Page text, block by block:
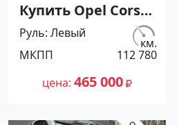
Купить Opel Corsa
'2002 МКПП
(1200/75 л.с.)
Бензин инжектор
Мирный цвет
Синий Хетчбэк по
км.
112 780
Руль Левый
МКПП
цена 465 000